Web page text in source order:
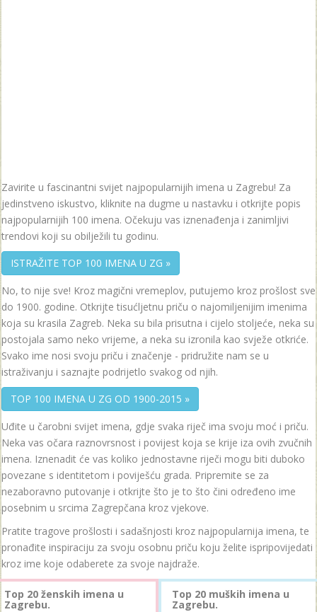
Zavirite u fascinantni svijet najpopularnijih imena u Zagrebu! Za
jedinstveno iskustvo, kliknite na dugme u nastavku i otkrijte popis
najpopularnijih 100 imena. Očekuju vas iznenađenja i zanimljivi
trendovi koji su obilježili tu godinu.
ISTRAŽITE TOP 100 IMENA U ZG »
No, to nije sve! Kroz magični vremeplov, putujemo kroz prošlost sve
do 1900. godine. Otkrijte tisućljetnu priču o najomiljenijim imenima
koja su krasila Zagreb. Neka su bila prisutna i cijelo stoljeće, neka su
postojala samo neko vrijeme, a neka su izronila kao svježe otkriće.
Svako ime nosi svoju priču i značenje - pridružite nam se u
istraživanju i saznajte podrijetlo svakog od njih.
TOP 100 IMENA U ZG OD 1900-2015 »
Uđite u čarobni svijet imena, gdje svaka riječ ima svoju moć i priču.
Neka vas očara raznovrsnost i povijest koja se krije iza ovih zvučnih
imena. Iznenadit će vas koliko jednostavne riječi mogu biti duboko
povezane s identitetom i poviješću grada. Pripremite se za
nezaboravno putovanje i otkrijte što je to što čini određeno ime
posebnim u srcima Zagrepčana kroz vjekove.
Pratite tragove prošlosti i sadašnjosti kroz najpopularnija imena, te
pronađite inspiraciju za svoju osobnu priču koju želite ispripovijedati
kroz ime koje odaberete za svoje najdraže.
Top 20 ženskih imena u
Zagrebu.
Top 20 muških imena u
Zagrebu.